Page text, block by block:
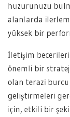
huzurunuzu
alanlarda
yüksek bir
İletişim
önemli bir
olan terazi
geliştirmeleri
için, etkili bir